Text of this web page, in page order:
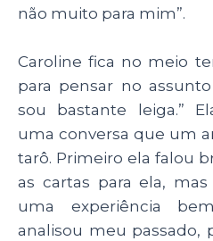
não muito para mim”.
Caroline fica no meio
para pensar no
sou bastante leiga.”
uma conversa que um
tarô. Primeiro ela falou
as cartas para ela,
uma experiência
analisou meu passado,